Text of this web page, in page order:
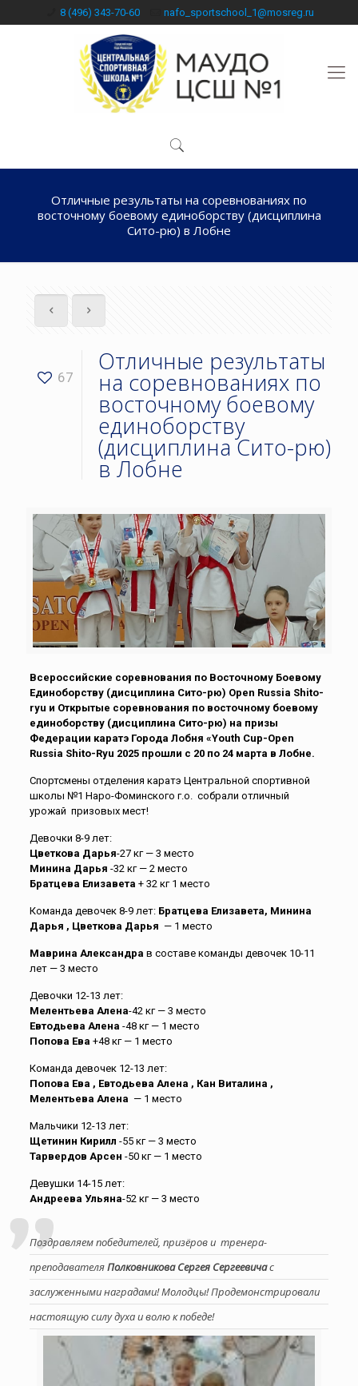
8 (496) 343-70-60 nafo_sportschool_1@mosreg.ru
Отличные результаты на соревнованиях по
восточному боевому единоборству (дисциплина
Сито-рю) в Лобне
67
Отличные результаты
на соревнованиях по
восточному боевому
единоборству
(дисциплина Сито-рю)
в Лобне
Всероссийские соревнования по Восточному Боевому
Единоборству (дисциплина Сито-рю) Open Russia Shito-
ryu и Открытые соревнования по восточному боевому
единоборству (дисциплина Сито-рю) на призы
Федерации каратэ Города Лобня «Youth Cup-Open
Russia Shito-Ryu 2025 прошли с 20 по 24 марта в Лобне.
Спортсмены отделения каратэ Центральной спортивной
школы №1 Наро-Фоминского г.о. собрали отличный
урожай призовых мест!
Девочки 8-9 лет:
Цветкова Дарья-27 кг — 3 место
Минина Дарья -32 кг — 2 место
Братцева Елизавета + 32 кг 1 место
Команда девочек 8-9 лет: Братцева Елизавета, Минина
Дарья , Цветкова Дарья — 1 место
Маврина Александра в составе команды девочек 10-11
лет — 3 место
Девочки 12-13 лет:
Мелентьева Алена-42 кг — 3 место
Евтодьева Алена -48 кг — 1 место
Попова Ева +48 кг — 1 место
Команда девочек 12-13 лет:
Попова Ева , Евтодьева Алена , Кан Виталина ,
Мелентьева Алена — 1 место
Мальчики 12-13 лет:
Щетинин Кирилл -55 кг — 3 место
Тарвердов Арсен -50 кг — 1 место
Девушки 14-15 лет:
Андреева Ульяна-52 кг — 3 место
Поздравляем победителей, призёров и тренера-
преподавателяПолковникова Сергея Сергеевичас
заслуженными наградами! Молодцы! Продемонстрировали
настоящую силу духа и волю к победе!